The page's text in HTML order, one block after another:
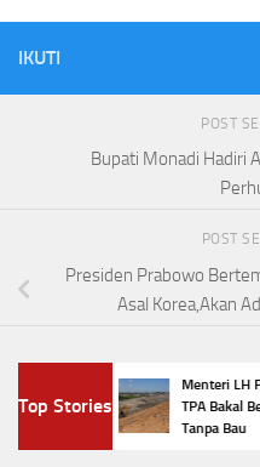
IKUTI
POST
Bupati Monadi Hadiri
POST
Presiden Prabowo
Asal Korea,Akan
Top Stories
Menteri LH
TPA Bakal
Tanpa Bau